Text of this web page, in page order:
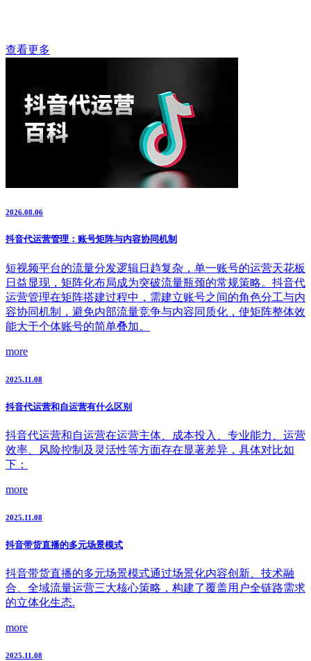
查看更多
2026.08.06
抖音代运营管理：账号矩阵与内容协同机制
短视频平台的流量分发逻辑日趋复杂，单一账号的运营天花板
日益显现，矩阵化布局成为突破流量瓶颈的常规策略。抖音代
运营管理在矩阵搭建过程中，需建立账号之间的角色分工与内
容协同机制，避免内部流量竞争与内容同质化，使矩阵整体效
能大于个体账号的简单叠加。
more
2025.11.08
抖音代运营和自运营有什么区别
抖音代运营和自运营在运营主体、成本投入、专业能力、运营
效率、风险控制及灵活性等方面存在显著差异，具体对比如
下：
more
2025.11.08
抖音带货直播的多元场景模式
抖音带货直播的多元场景模式通过场景化内容创新、技术融
合、全域流量运营三大核心策略，构建了覆盖用户全链路需求
的立体化生态.
more
2025.11.08